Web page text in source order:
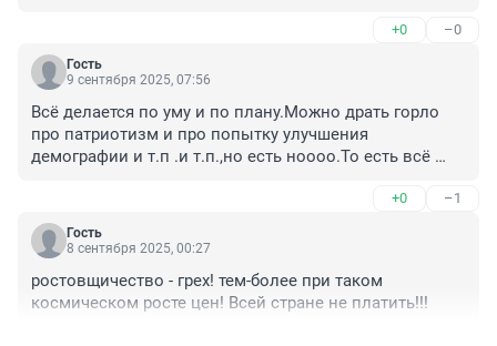
+0 –0
Гость
9 сентября 2025, 07:56
Всё делается по уму и по плану.Можно драть горло
про патриотизм и про попытку улучшения
демографии и т.п .и т.п.,но есть ноооо.То есть всё
миллиард не загорами,а Россия это недра и не только
Россия с черноземом и редкоземельными
ископаемыми.История в один в один,прямо как с
недвижимость,деньги и отпрыски в ненавистном ими
же Западе и Америке.)))))
+0 –1
Гость
8 сентября 2025, 00:27
ростовщичество - грех! тем-более при таком
космическом росте цен! Всей стране не платить!!!